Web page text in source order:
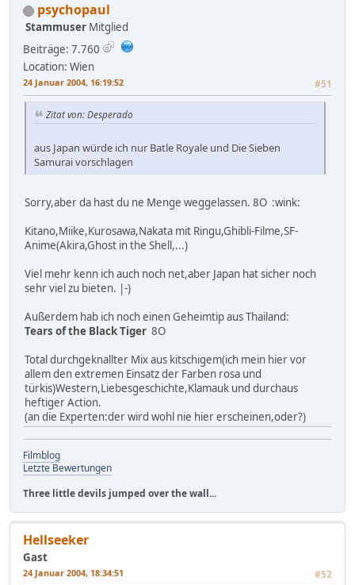
psychopaul
Stammuser Mitglied
Beiträge: 7.760
Location: Wien
24 Januar 2004, 16:19:52 #51
Zitat von: Desperado
aus Japan würde ich nur Batle Royale und Die Sieben
Samurai vorschlagen
Sorry,aber da hast du ne Menge weggelassen. 8O :wink:
Kitano,Miike,Kurosawa,Nakata mit Ringu,Ghibli-Filme,SF-
Anime(Akira,Ghost in the Shell,...)
Viel mehr kenn ich auch noch net,aber Japan hat sicher noch
sehr viel zu bieten. |-)
Außerdem hab ich noch einen Geheimtip aus Thailand:
Tears of the Black Tiger 8O
Total durchgeknallter Mix aus kitschigem(ich mein hier vor
allem den extremen Einsatz der Farben rosa und
türkis)Western,Liebesgeschichte,Klamauk und durchaus
heftiger Action.
(an die Experten:der wird wohl nie hier erscheinen,oder?)
Filmblog
Letzte Bewertungen
Three little devils jumped over the wall...
Hellseeker
Gast
24 Januar 2004, 18:34:51 #52